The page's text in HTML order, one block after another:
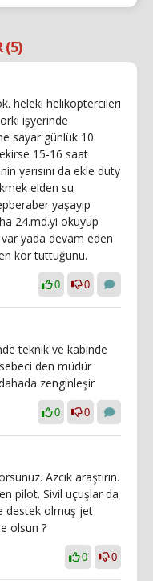
(5)
heleki helikoptercileri
işyerinde
sayar günlük 10
15-16 saat
yarısını da ekle duty
elden su
yaşayıp
24.md.yi okuyup
yada devam eden
kör tuttuğunu.
0 0
teknik ve kabinde
den müdür
zenginleşir
0 0
Azcık araştırın.
pilot. Sivil uçuşlar da
destek olmuş jet
olsun ?
0 0